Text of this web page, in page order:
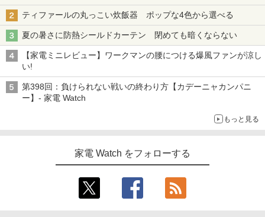
ティファールの丸っこい炊飯器 ポップな4色から選べる
夏の暑さに防熱シールドカーテン 閉めても暗くならない
【家電ミニレビュー】ワークマンの腰につける爆風ファンが涼し
い!
第398回：負けられない戦いの終わり方【カデーニャカンパニ
ー】- 家電 Watch
もっと見る
家電 Watch をフォローする